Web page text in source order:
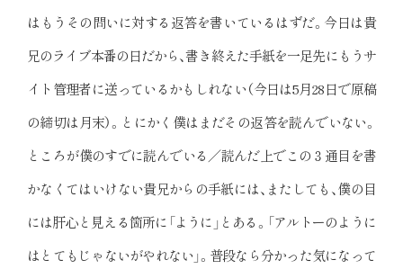
はもうその問いに対する返答を書いているはずだ。今日は貴
兄のライブ本番の日だから、書き終えた手紙を一足先にもうサ
イト管理者に送っているかもしれない（今日は5月28日で原稿
の締切は月末）。とにかく僕はまだその返答を読んでいない。
ところが僕のすでに読んでいる／読んだ上でこの３通目を書
かなくてはいけない貴兄からの手紙には、またしても、僕の目
には肝心と見える箇所に「ように」とある。「アルトーのように
はとてもじゃないがやれない」。普段なら分かった気になって